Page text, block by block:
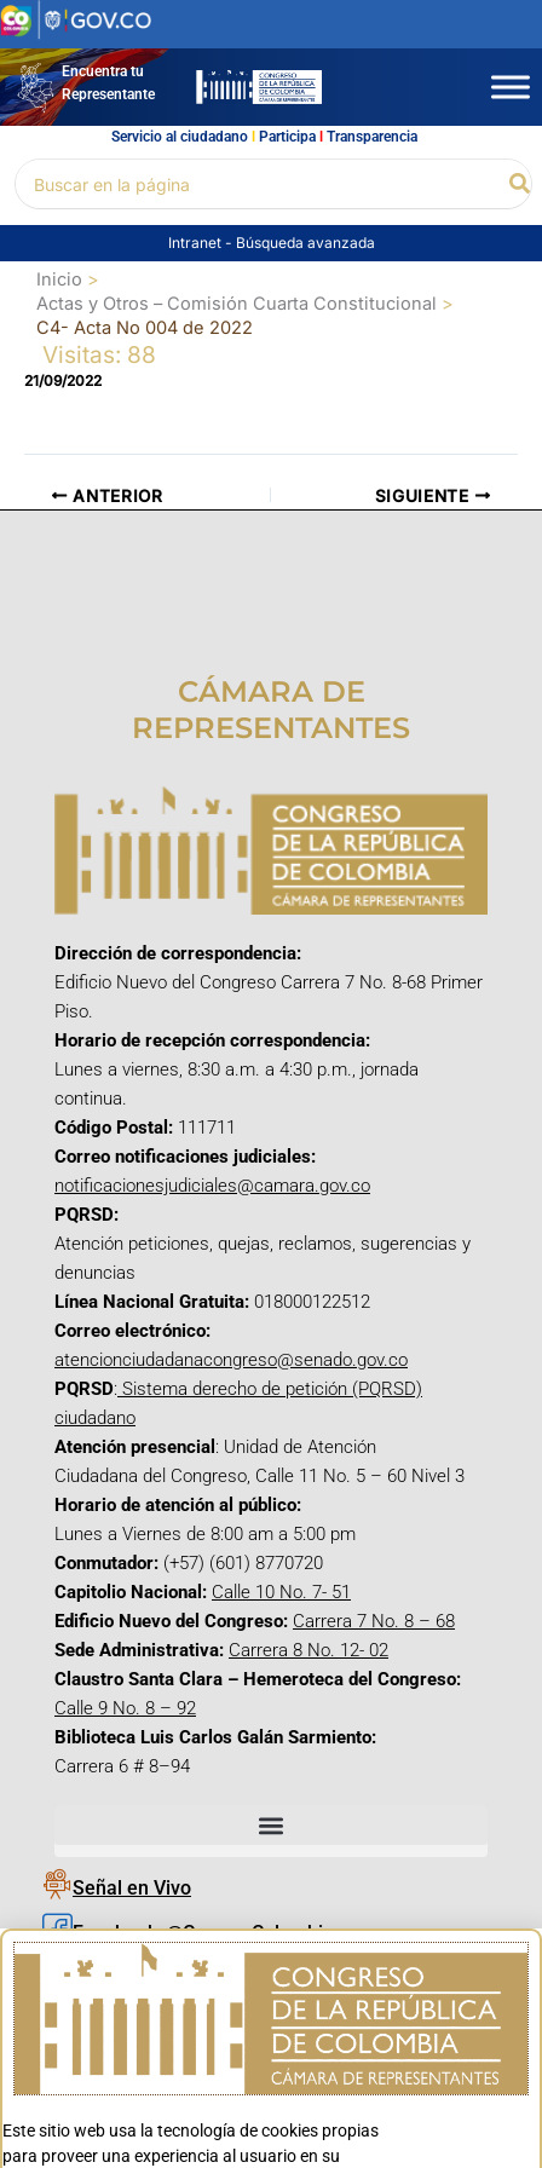
Ir
al
contenidoEncuentra tu
Representante
Servicio al ciudadano l Participal Transparencia
por:
Intranet - Búsqueda avanzada
Inicio
Actas y Otros – Comisión Cuarta Constitucional
C4- Acta No 004 de 2022
Visitas: 88
21/09/2022
ANTERIOR SIGUIENTE
CÁMARA DE
REPRESENTANTES
Dirección de correspondencia:
Edificio Nuevo del Congreso Carrera 7 No. 8-68 Primer
Piso.
Horario de recepción correspondencia:
Lunes a viernes, 8:30 a.m. a 4:30 p.m., jornada
continua.
Código Postal: 111711
Correo notificaciones judiciales:
notificacionesjudiciales@camara.gov.co
PQRSD:
Atención peticiones, quejas, reclamos, sugerencias y
denuncias
Línea Nacional Gratuita: 018000122512
Correo electrónico:
atencionciudadanacongreso@senado.gov.co
PQRSD: Sistema derecho de petición (PQRSD)
ciudadano
Atención presencial : Unidad de Atención
Ciudadana del Congreso, Calle 11 No. 5 – 60 Nivel 3
Horario de atención al público:
Lunes a Viernes de 8:00 am a 5:00 pm
Conmutador: (+57) (601) 8770720
Capitolio Nacional: Calle 10 No. 7- 51
Edificio Nuevo del Congreso: Carrera 7 No. 8 – 68
Sede Administrativa: Carrera 8 No. 12- 02
Claustro Santa Clara – Hemeroteca del Congreso:
Calle 9 No. 8 – 92
Biblioteca Luis Carlos Galán Sarmiento:
Carrera 6 # 8–94
Señal en Vivo
Facebook_@CamaraColombia
Instagram_@CamaraColombia
X_@CamaraColombia
Youtube_@CamaraColombia
Youtube_@CanalCongreso
Este sitio web usa la tecnología de cookies propias
para proveer una experiencia al usuario en su